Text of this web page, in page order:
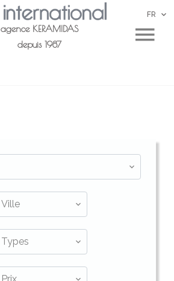
agence KERAMIDAS
depuis 1987
FR
Ville
Types